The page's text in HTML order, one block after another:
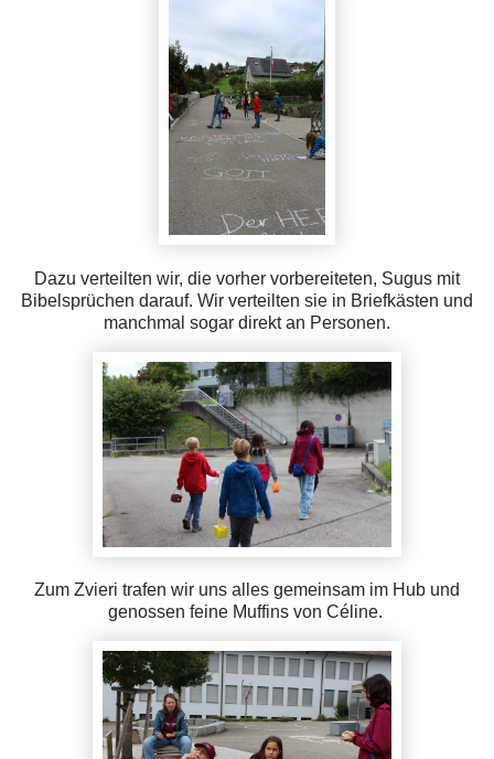
Dazu verteilten wir, die vorher vorbereiteten, Sugus mit
Bibelsprüchen darauf. Wir verteilten sie in Briefkästen und
manchmal sogar direkt an Personen.
Zum Zvieri trafen wir uns alles gemeinsam im Hub und
genossen feine Muffins von Céline.